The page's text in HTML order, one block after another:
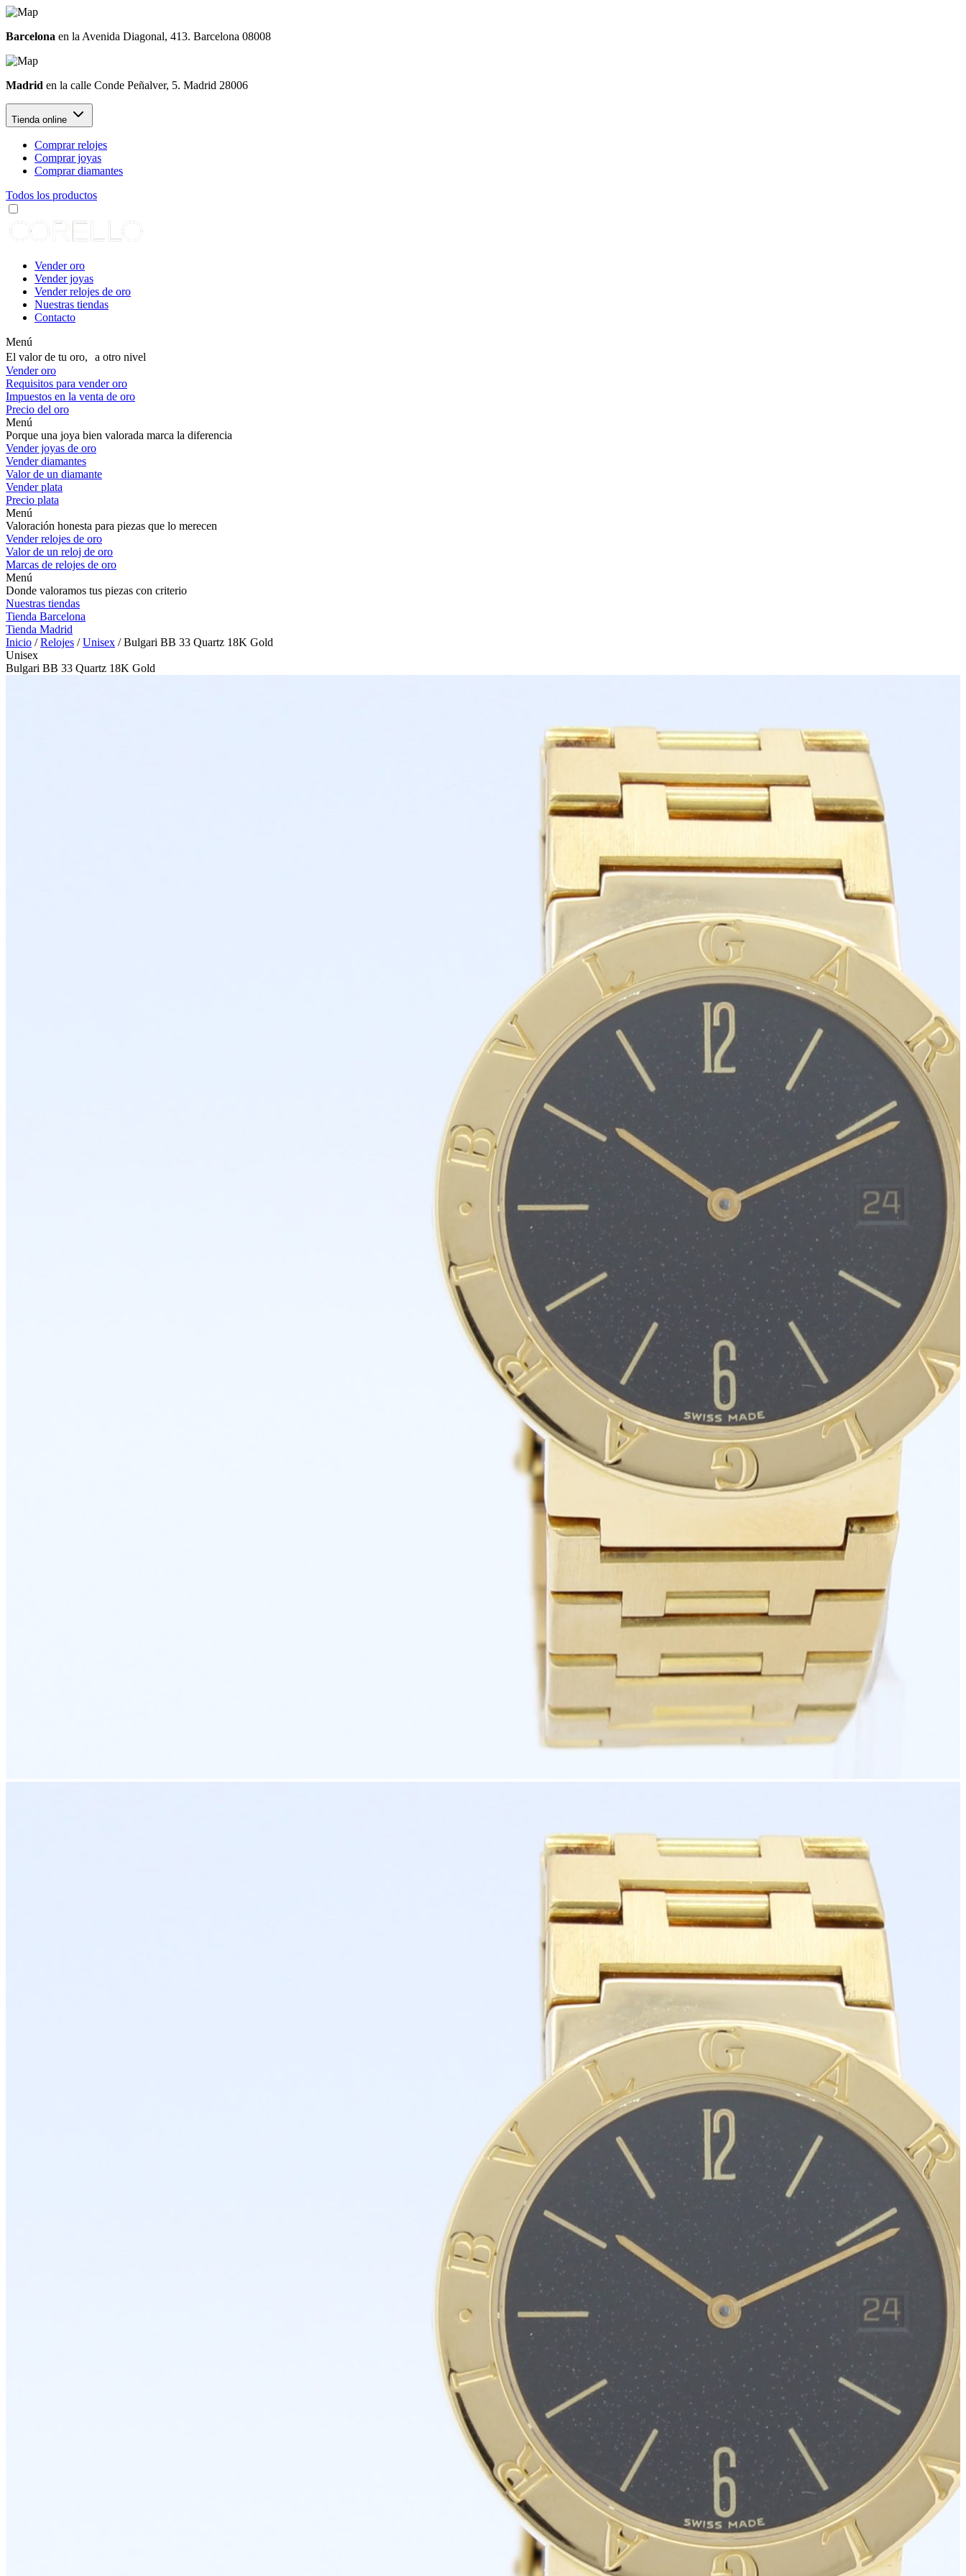
Barcelona en la Avenida Diagonal, 413. Barcelona 08008
Madrid en la calle Conde Peñalver, 5. Madrid 28006
Tienda online
Comprar relojes
Comprar joyas
Comprar diamantes
Todos los productos
Vender oro
Vender joyas
Vender relojes de oro
Nuestras tiendas
Contacto
Menú
El valor de tu oro, a otro nivel
Vender oro
Requisitos para vender oro
Impuestos en la venta de oro
Precio del oro
Menú
Porque una joya bien valorada marca la diferencia
Vender joyas de oro
Vender diamantes
Valor de un diamante
Vender plata
Precio plata
Menú
Valoración honesta para piezas que lo merecen
Vender relojes de oro
Valor de un reloj de oro
Marcas de relojes de oro
Menú
Donde valoramos tus piezas con criterio
Nuestras tiendas
Tienda Barcelona
Tienda Madrid
Inicio /Relojes /Unisex / Bulgari BB 33 Quartz 18K Gold
Unisex
Bulgari BB 33 Quartz 18K Gold